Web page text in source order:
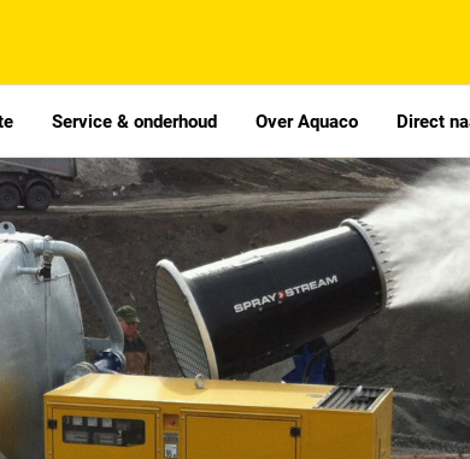
Service & onderhoud Over Aquaco Direct